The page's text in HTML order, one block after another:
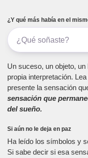
¿Y qué más había en el
Un suceso, un objeto,
propia interpretación.
presente la sensación
sensación que
del sueño.
Si aún no le deja en paz
Ha leído los símbolos y
Si sabe decir si esa